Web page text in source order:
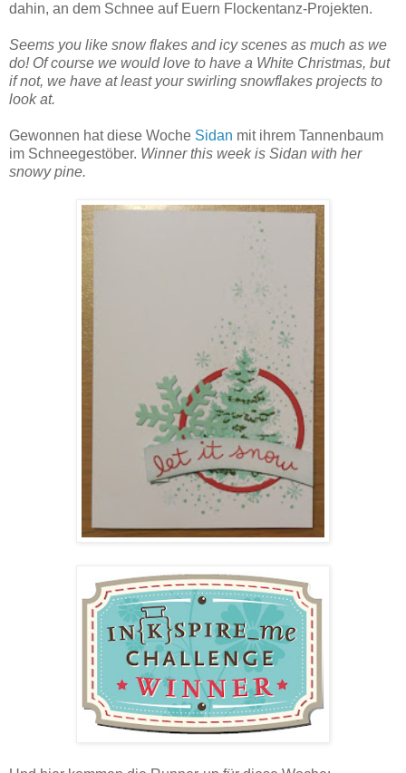
dahin, an dem Schnee auf Euern Flockentanz-Projekten.
Seems you like snowflakes and icyscenes as much as we
do! Of course we would love to have a White Christmas, but
if not, we have at least your swirling snowflakes projects to
look at.
Gewonnen hat diese Woche Sidan mit ihrem Tannenbaum
im Schneegestöber. Winnerthis week is Sidan with her
snowy pine.